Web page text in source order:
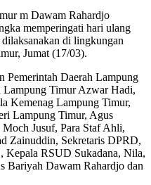
m Dawam Rahardjo
memperingati hari ulang
di lingkungan
Jumat (17/03).
Pemerintah Daerah Lampung
Timur Azwar Hadi,
Kemenag Lampung Timur,
Lampung Timur, Agus
Jusuf, Para Staf Ahli,
Zainuddin, Sekretaris DPRD,
Kepala RSUD Sukadana, Nila,
Bariyah Dawam Rahardjo dan